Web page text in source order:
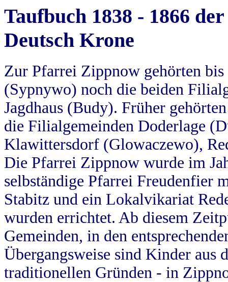
Taufbuch 1838 - 1866
Deutsch Krone
Zur Pfarrei Zippnow gehörten
(Sypnywo) noch die beiden
Jagdhaus (Budy). Früher
die Filialgemeinden Doderlage
Klawittersdorf (Glowaczewo),
Die Pfarrei Zippnow wurde im
selbständige Pfarrei Freudenfier
Stabitz und ein Lokalvikariat
wurden errichtet. Ab diesem
Gemeinden, in den
Übergangsweise sind Kinder aus
traditionellen Gründen - in